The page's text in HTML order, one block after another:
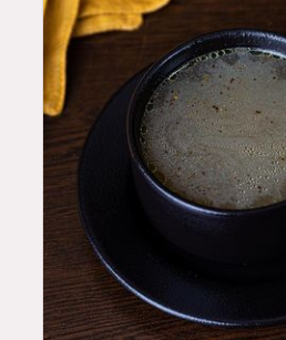
QAR 14